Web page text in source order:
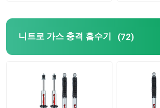
니트로 가스 충격 흡수기 (72)